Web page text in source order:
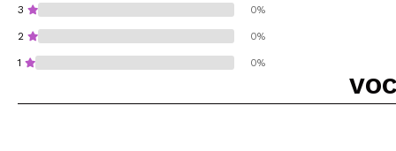
3 0%
2 0%
1 0%